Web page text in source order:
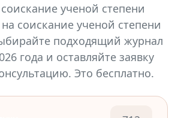
ученой степени
соискание ученой степени
подходящий журнал
года и оставляйте заявку
Это бесплатно.